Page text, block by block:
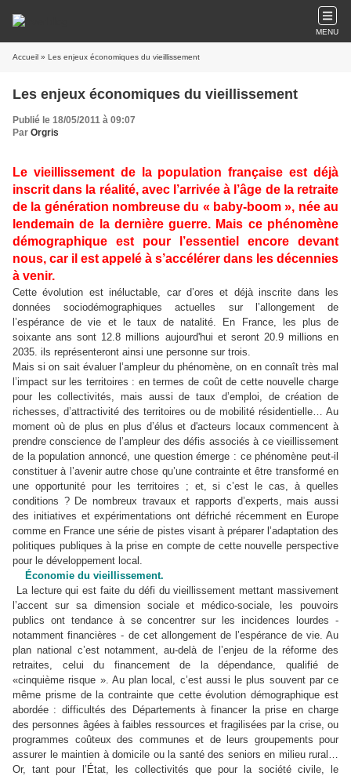
MENU
Accueil » Les enjeux économiques du vieillissement
Les enjeux économiques du vieillissement
Publié le 18/05/2011 à 09:07
Par Orgris
Le vieillissement de la population française est déjà
inscrit dans la réalité, avec l’arrivée à l’âge de la retraite
de la génération nombreuse du « baby-boom », née au
lendemain de la dernière guerre. Mais ce phénomène
démographique est pour l’essentiel encore devant
nous, car il est appelé à s’accélérer dans les décennies
à venir.
Cette évolution est inéluctable, car d’ores et déjà inscrite dans les
données sociodémographiques actuelles sur l’allongement de
l’espérance de vie et le taux de natalité. En France, les plus de
soixante ans sont 12.8 millions aujourd'hui et seront 20.9 millions en
2035. ils représenteront ainsi une personne sur trois.
Mais si on sait évaluer l’ampleur du phénomène, on en connaît très mal
l’impact sur les territoires : en termes de coût de cette nouvelle charge
pour les collectivités, mais aussi de taux d’emploi, de création de
richesses, d’attractivité des territoires ou de mobilité résidentielle… Au
moment où de plus en plus d’élus et d'acteurs locaux commencent à
prendre conscience de l’ampleur des défis associés à ce vieillissement
de la population annoncé, une question émerge : ce phénomène peut-il
constituer à l’avenir autre chose qu’une contrainte et être transformé en
une opportunité pour les territoires ; et, si c’est le cas, à quelles
conditions ? De nombreux travaux et rapports d’experts, mais aussi
des initiatives et expérimentations ont défriché récemment en Europe
comme en France une série de pistes visant à préparer l’adaptation des
politiques publiques à la prise en compte de cette nouvelle perspective
pour le développement local.
Économie du vieillissement.
La lecture qui est faite du défi du vieillissement mettant massivement
l’accent sur sa dimension sociale et médico-sociale, les pouvoirs
publics ont tendance à se concentrer sur les incidences lourdes -
notamment financières - de cet allongement de l’espérance de vie. Au
plan national c’est notamment, au-delà de l’enjeu de la réforme des
retraites, celui du financement de la dépendance, qualifié de
«cinquième risque ». Au plan local, c’est aussi le plus souvent par ce
même prisme de la contrainte que cette évolution démographique est
abordée : difficultés des Départements à financer la prise en charge
des personnes âgées à faibles ressources et fragilisées par la crise, ou
programmes coûteux des communes et de leurs groupements pour
assurer le maintien à domicile ou la santé des seniors en milieu rural…
Or, tant pour l’État, les collectivités que pour la société civile, le